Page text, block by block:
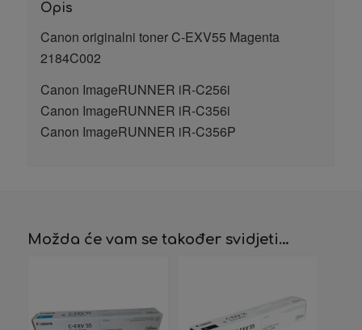
Opis
Canon originalni toner C-EXV55 Magenta
2184C002
Canon ImageRUNNER iR-C256i
Canon ImageRUNNER iR-C356i
Canon ImageRUNNER iR-C356P
Možda će vam se također svidjeti…